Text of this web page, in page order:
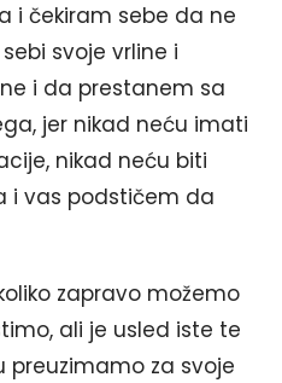
i čekiram sebe da ne
svoje vrline i
i da prestanem sa
jer nikad neću imati
nikad neću biti
i vas podstičem da
zapravo možemo
ali je usled iste te
preuzimamo za svoje